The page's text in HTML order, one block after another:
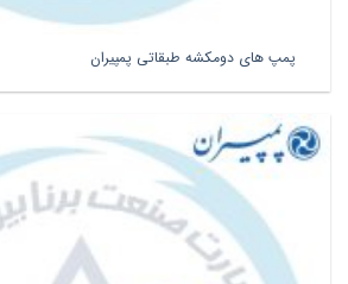
پمپ های دومکشه طبقاتی پمپیران